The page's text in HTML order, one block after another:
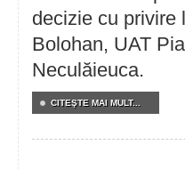
decizie cu privire
Bolohan, UAT
Neculăieuca.
CITEŞTE MAI MULT...